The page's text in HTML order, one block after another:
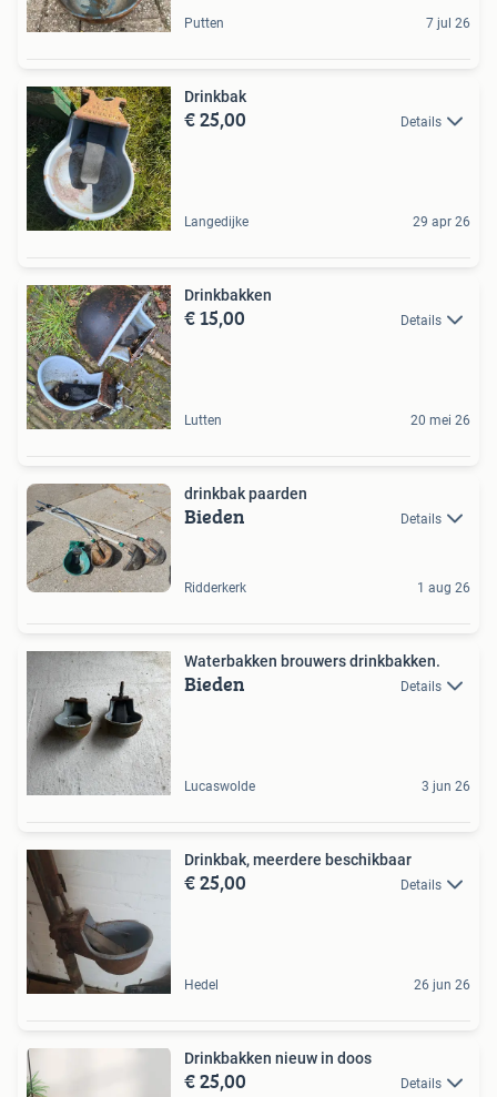
Putten 7 jul 26
Drinkbak
€ 25,00 Details
Langedijke 29 apr 26
Drinkbakken
€ 15,00 Details
Lutten 20 mei 26
drinkbak paarden
Bieden Details
Ridderkerk 1 aug 26
Waterbakken brouwers drinkbakken.
Bieden Details
Lucaswolde 3 jun 26
Drinkbak, meerdere beschikbaar
€ 25,00 Details
Hedel 26 jun 26
Drinkbakken nieuw in doos
€ 25,00 Details